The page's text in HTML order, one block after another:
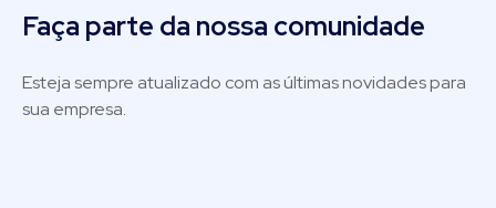
Faça parte da nossa comunidade
Esteja sempre atualizado com as últimas novidades para
sua empresa.